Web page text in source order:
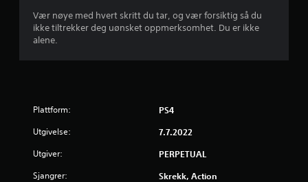
j
e
r
Vær nøye med hvert skritt du tar, og vær forsiktig så du
ikke tiltrekker deg uønsket oppmerksomhet. Du er ikke
alene.
Plattform: PS4
Utgivelse: 7.7.2022
Utgiver: PERPETUAL
Sjangrer: Skrekk, Action